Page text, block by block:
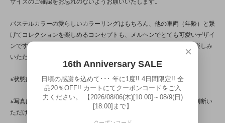
パステルカラーの愛らしいカラーリングはもちろん、他の車両（年齢）と繋
げてコレクションを楽しめるコンセプトも、メルヘンでとても可愛いデザイ
ンです。「8歳」のお祝いだけでなく、メッセージドールとしてもお楽しみ
いただけます。
※状態は、7枚の写真と併せてご確認ください。
※写真は、光の当たり方によって見え方が変わるため、トータル的に判断い
ただけると幸いです。
×
16th Anniversary SALE
日頃の感謝を込めて･･･ 年に1度!! 4日間限定!! 全
品20％OFF!! カートにてクーポンコードをご入
力ください。 【2026/08/06(木)[10:00]～08/9(日)
[18:00]まで】